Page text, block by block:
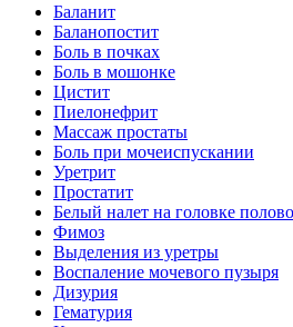
Баланит
Баланопостит
Боль в почках
Боль в мошонке
Цистит
Пиелонефрит
Массаж простаты
Боль при мочеиспускании
Уретрит
Простатит
Белый налет на головке
Фимоз
Выделения из уретры
Воспаление мочевого пузыря
Дизурия
Гематурия